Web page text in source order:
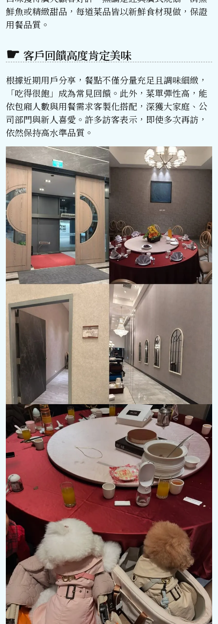
鮮魚或精緻甜品，每道菜品皆以新鮮食材現做，保證
用餐品質。
客戶回饋高度肯定美味
根據近期用戶分享，餐點不僅分量充足且調味細緻，
「吃得很飽」成為常見回饋。此外，菜單彈性高，能
依包廂人數與用餐需求客製化搭配，深獲大家庭、公
司部門與新人喜愛。許多訪客表示，即使多次再訪，
依然保持高水準品質。